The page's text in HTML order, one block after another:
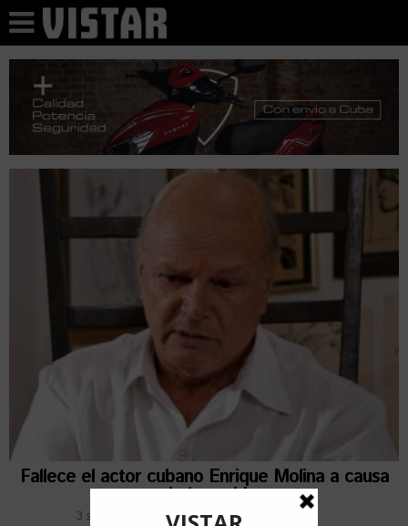
Fallece el actor cubano Enrique Molina a causa
de la covid
3 septiembre, 2021 porRedacción VISTAR